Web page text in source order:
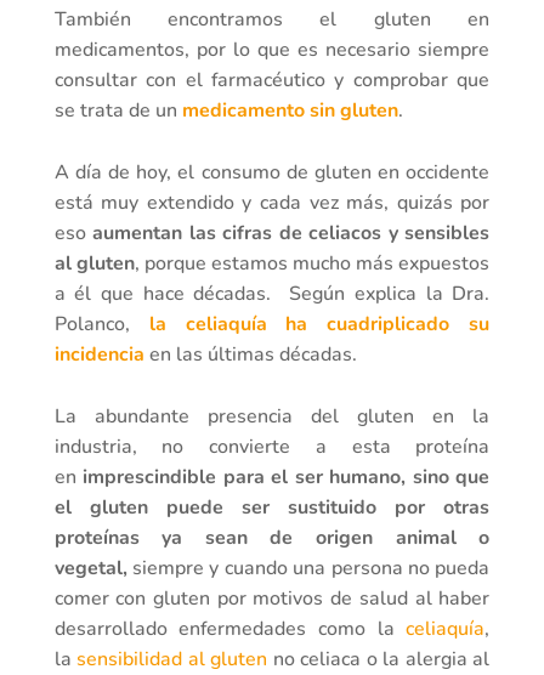
También encontramos el gluten en
medicamentos, por lo que es necesario siempre
consultar con el farmacéutico y comprobar que
se trata de un medicamento sin gluten.
A día de hoy, el consumo de gluten en occidente
está muy extendido y cada vez más, quizás por
esoaumentan las cifras de celiacos y sensibles
al gluten, porque estamos mucho más expuestos
a él que hace décadas. Según explica la Dra.
Polanco, la celiaquía ha cuadriplicado su
incidencia en las últimas décadas.
La abundante presencia del gluten en la
industria, no convierte a esta proteína
en imprescindible para el ser humano, sino que
el gluten puede ser sustituido por otras
proteínas ya sean de origen animal o
vegetal, siempre y cuando una persona no pueda
comer con gluten por motivos de salud al haber
desarrollado enfermedades como laceliaquía,
lasensibilidad al gluten no celiaca o la alergia al